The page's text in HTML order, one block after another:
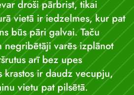
droši pārbrist, tikai
vietā ir iedzelmes, kur pat
būs pāri galvai. Taču
varēs izplānot
arī bez upes
krastos ir daudz vecupju,
vietu pat pilsētā.